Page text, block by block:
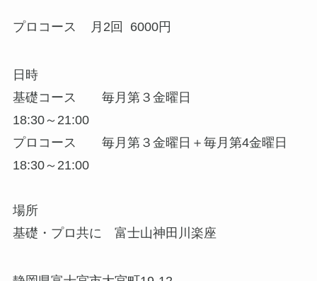
プロコース 月2回 6000円
日時
基礎コース 毎月第３金曜日
18:30～21:00
プロコース 毎月第３金曜日＋毎月第4金曜日
18:30～21:00
場所
基礎・プロ共に 富士山神田川楽座